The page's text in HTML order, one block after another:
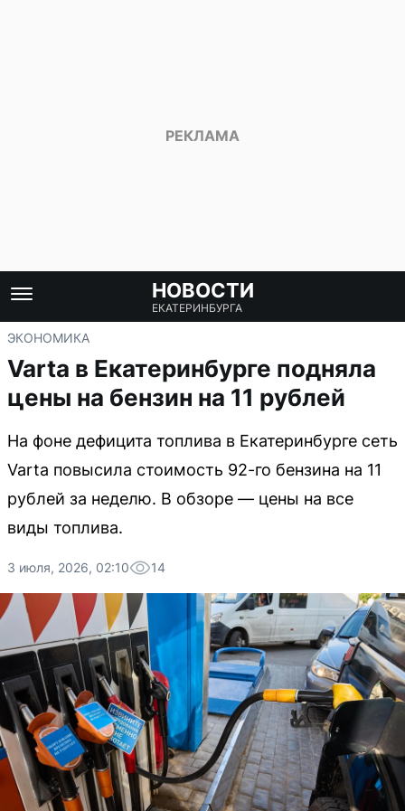
НОВОСТИ
ЕКАТЕРИНБУРГА
ЭКОНОМИКА
Varta в Екатеринбурге подняла
цены на бензин на 11 рублей
На фоне дефицита топлива в Екатеринбурге сеть
Varta повысила стоимость 92-го бензина на 11
рублей за неделю. В обзоре — цены на все
виды топлива.
3 июля, 2026, 02:10 14